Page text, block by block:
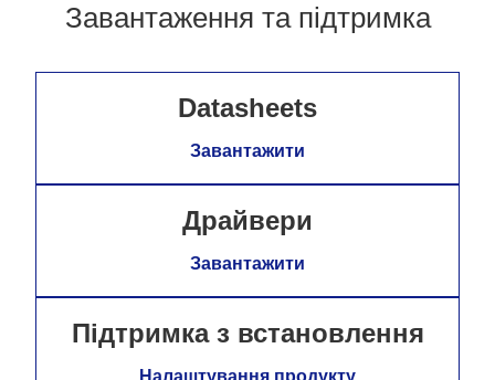
Завантаження та підтримка
Datasheets
Завантажити
Драйвери
Завантажити
Підтримка з встановлення
Налаштування продукту